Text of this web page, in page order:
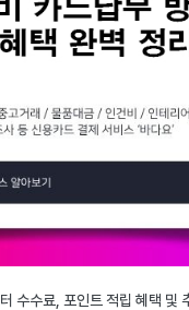
수수료, 포인트 적립 혜택 및